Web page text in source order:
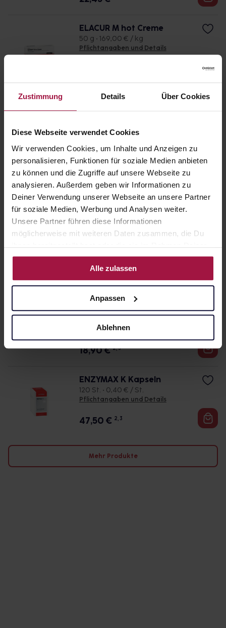
Zustimmung Details Über Cookies
Diese Webseite verwendet Cookies
Wir verwenden Cookies, um Inhalte und Anzeigen zu
personalisieren, Funktionen für soziale Medien anbieten
zu können und die Zugriffe auf unsere Webseite zu
analysieren. Außerdem geben wir Informationen zu
Deiner Verwendung unserer Webseite an unsere Partner
für soziale Medien, Werbung und Analysen weiter.
Unsere Partner führen diese Informationen
möglicherweise mit weiteren Daten zusammen, die Du
ihnen bereitgestellt hast oder die sie im Rahmen Deiner
Nutzung der Dienste gesammelt haben.
Alle zulassen
Anpassen
Ablehnen
ELACUR M hot Creme
50 g • 169,00 € / kg
Pflichtangaben und Details
ELACUR M hot Creme
2, 3
DOLOCTAN forte Kapseln
80 St. • 0,56 € / St.
Pflichtangaben und Details
44,95€ 2, 3
VAXICUM Sportsalbe
50 ml • 248,00 € / l
Pflichtangaben und Details
12,40€
VAXICUM Sportsalbe
Pflichtangaben und Details
18,90€ 2, 3
ENZYMAX K Kapseln
120 St. • 0,40 € / St.
Pflichtangaben und Details
47,50 € 2, 3
Mehr Produkte